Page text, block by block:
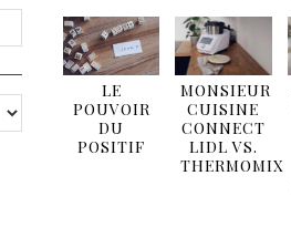
LE
POUVOIR
DU
POSITIF
MONSIEUR
CUISINE
CONNECT
LIDL VS.
THERMOMIX